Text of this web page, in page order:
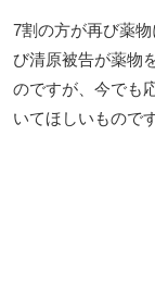
7割の方が再び薬
び清原被告が薬物
のですが、今でも
いてほしいものです